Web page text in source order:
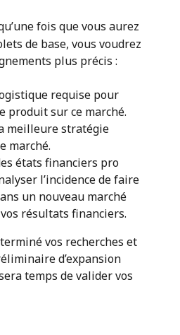
fois que vous aurez
de base, vous voudrez
plus précis :
requise pour
produit sur ce marché.
meilleure stratégie
marché.
états financiers pro
l’incidence de faire
un nouveau marché
résultats financiers.
vos recherches et
d’expansion
temps de valider vos